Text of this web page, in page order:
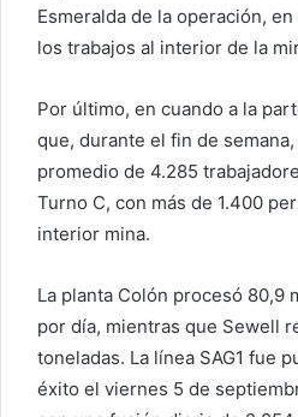
Esmeralda de la operación,
los trabajos al interior de la
Por último, en cuando a la
que, durante el fin de
promedio de 4.285
Turno C, con más de 1.400
interior mina.
La planta Colón procesó 80,9
por día, mientras que Sewell
toneladas. La línea SAG1 fue
éxito el viernes 5 de